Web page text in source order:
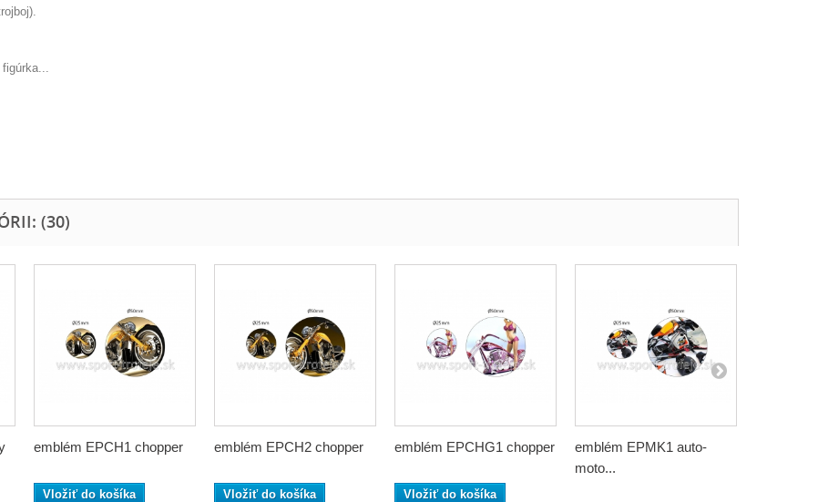
(30)
emblém EPCH1 chopper
Vložiť do košíka
emblém EPCH2 chopper
Vložiť do košíka
emblém EPCHG1 chopper
Vložiť do košíka
emblém EPMK1 auto-
moto...